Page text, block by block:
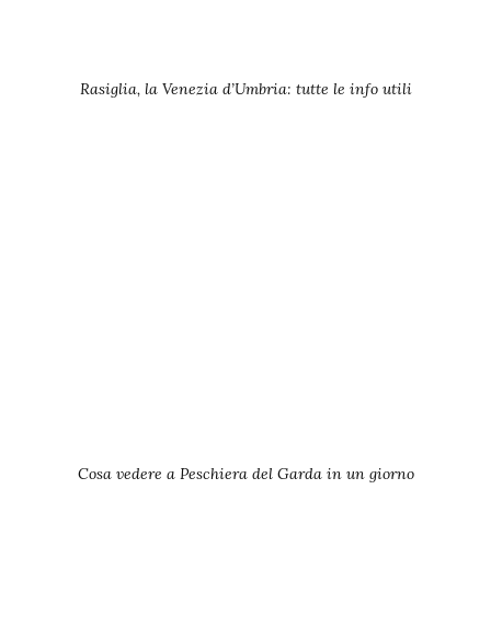
Rasiglia, la Venezia d’Umbria: tutte le info utili
Cosa vedere a Peschiera del Garda in un giorno